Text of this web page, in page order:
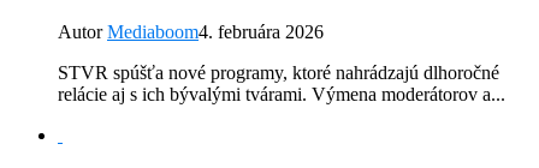
AutorMediaboom4. februára 2026
STVR spúšťa nové programy, ktoré nahrádzajú dlhoročné
relácie aj s ich bývalými tvárami. Výmena moderátorov a...